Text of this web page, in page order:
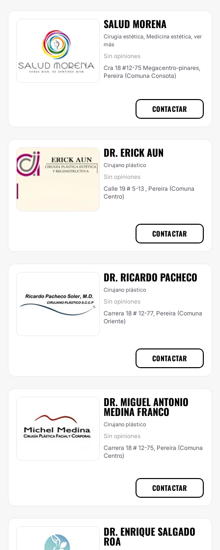
SALUD MORENA
Cirugía estética, Medicina estética, ver
más
Sin opiniones
Cra 18 #12-75 Megacentro-pinares,
Pereira (Comuna Consota)
CONTACTAR
DR. ERICK AUN
Cirujano plástico
Sin opiniones
Calle 19 # 5-13 , Pereira (Comuna
Centro)
CONTACTAR
DR. RICARDO PACHECO
Cirujano plástico
Sin opiniones
Carrera 18 # 12-77, Pereira (Comuna
Oriente)
CONTACTAR
DR. MIGUEL ANTONIO
MEDINA FRANCO
Cirujano plástico
Sin opiniones
Carrera 18 # 12-75, Pereira (Comuna
Centro)
CONTACTAR
DR. ENRIQUE SALGADO
ROA